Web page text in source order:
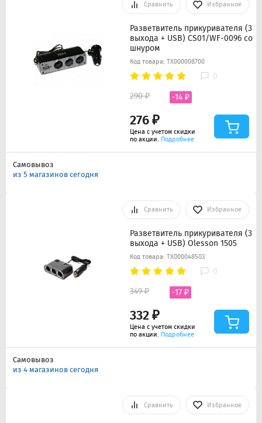
Сравнить Избранное
Разветвитель прикуривателя (3
выхода + USB) CS01/WF-0096 со
шнуром
Код товара: ТХ000008700
0
276 ₽
290 ₽ -14 ₽
Цена с учетом скидки
по акции. Подробнее
Самовывоз
из 5 магазинов сегодня
Сравнить Избранное
Разветвитель прикуривателя (3
выхода + USB) Olesson 1505
Код товара: ТХ000048503
0
332 ₽
349 ₽ -17 ₽
Цена с учетом скидки
по акции. Подробнее
Самовывоз
из 4 магазинов сегодня
Сравнить Избранное